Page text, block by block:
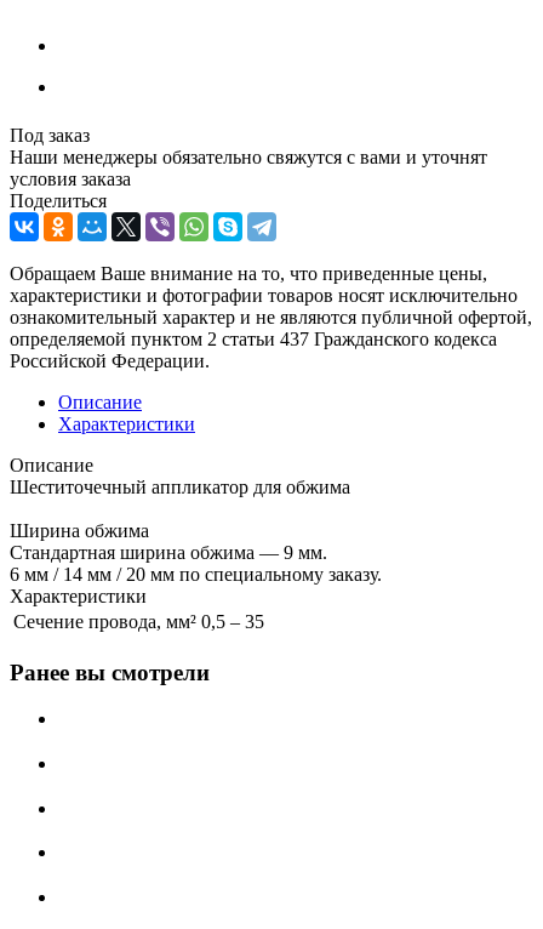
Под заказ
Наши менеджеры обязательно свяжутся с вами и уточнят
условия заказа
Поделиться
Обращаем Ваше внимание на то, что приведенные цены,
характеристики и фотографии товаров носят исключительно
ознакомительный характер и не являются публичной офертой,
определяемой пунктом 2 статьи 437 Гражданского кодекса
Российской Федерации.
Описание
Характеристики
Описание
Шеститочечный аппликатор для обжима
Ширина обжима
Стандартная ширина обжима — 9 мм.
6 мм / 14 мм / 20 мм по специальному заказу.
Характеристики
Сечение провода, мм² 0,5 – 35
Ранее вы смотрели